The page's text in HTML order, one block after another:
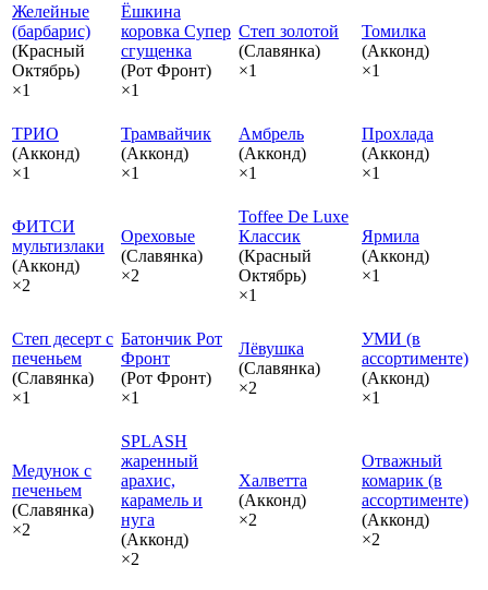
Желейные
(барбарис)
(Красный
Октябрь)
×1
Ёшкина
коровка Супер
сгущенка
(Рот Фронт)
×1
Степ золотой
(Славянка)
×1
Томилка
(Акконд)
×1
ТРИО
(Акконд)
×1
Трамвайчик
(Акконд)
×1
Амбрель
(Акконд)
×1
Прохлада
(Акконд)
×1
ФИТСИ
мультизлаки
(Акконд)
×2
Ореховые
(Славянка)
×2
Toffee De Luxe
Классик
(Красный
Октябрь)
×1
Ярмила
(Акконд)
×1
Степ десерт с
печеньем
(Славянка)
×1
Батончик Рот
Фронт
(Рот Фронт)
×1
Лёвушка
(Славянка)
×2
УМИ (в
ассортименте)
(Акконд)
×1
Медунок с
печеньем
(Славянка)
×2
SPLASH
жаренный
арахис,
карамель и
нуга
(Акконд)
×2
Халветта
(Акконд)
×2
Отважный
комарик (в
ассортименте)
(Акконд)
×2